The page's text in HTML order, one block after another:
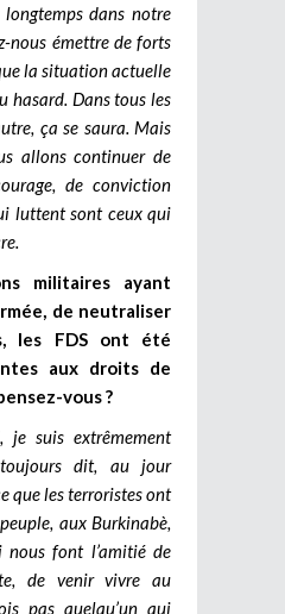
dans notre
nous émettre de forts
la situation actuelle
hasard. Dans tous les
ça se saura. Mais
allons continuer de
de conviction
luttent sont ceux qui
militaires ayant
de neutraliser
les FDS ont été
aux droits de
vous ?
je suis extrêmement
dit, au jour
que les terroristes ont
aux Burkinabè,
nous font l’amitié de
de venir vivre au
pas quelqu’un qui